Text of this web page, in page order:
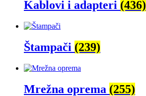
Kablovi i adapteri (436)
Štampači (239)
Mrežna oprema (255)